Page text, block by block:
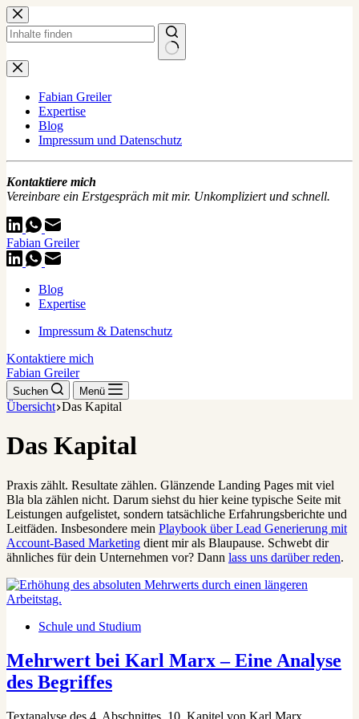
Zum
Inhalt
springen
Keine
Ergebnisse
Fabian Greiler
Expertise
Blog
Impressum und Datenschutz
Kontaktiere mich
Vereinbare ein Erstgespräch mit mir. Unkompliziert und schnell.
Fabian Greiler
Blog
Expertise
Impressum & Datenschutz
Kontaktiere mich
Fabian Greiler
Suchen Menü
Übersicht Das Kapital
Das Kapital
Praxis zählt. Resultate zählen. Glänzende Landing Pages mit viel
Bla bla zählen nicht. Darum siehst du hier keine typische Seite mit
Leistungen aufgelistet, sondern tatsächliche Erfahrungsberichte und
Leitfäden. Insbesondere mein Playbook über Lead Generierung mit
Account-Based Marketing dient mir als Blaupause. Schwebt dir
ähnliches für dein Unternehmen vor? Dann lass uns darüber reden.
Schule und Studium
Mehrwert bei Karl Marx – Eine Analyse
des Begriffes
Textanalyse des 4. Abschnittes, 10. Kapitel von Karl Marx